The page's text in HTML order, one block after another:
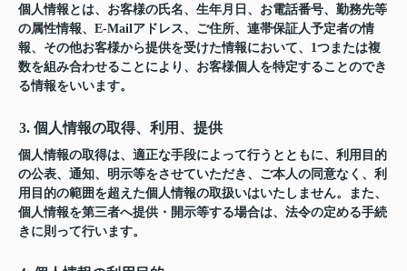
個人情報とは、お客様の氏名、生年月日、お電話番号、勤務先等
の属性情報、E-Mailアドレス、ご住所、連帯保証人予定者の情
報、その他お客様から提供を受けた情報において、1つまたは複
数を組み合わせることにより、お客様個人を特定することのでき
る情報をいいます。
3. 個人情報の取得、利用、提供
個人情報の取得は、適正な手段によって行うとともに、利用目的
の公表、通知、明示等をさせていただき、ご本人の同意なく、利
用目的の範囲を超えた個人情報の取扱いはいたしません。また、
個人情報を第三者へ提供・開示等する場合は、法令の定める手続
きに則って行います。